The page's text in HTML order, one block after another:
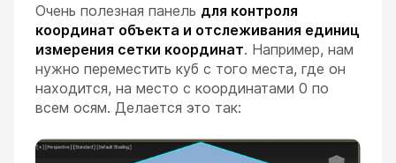
Очень полезная панель для контроля
координат объекта и отслеживания единиц
измерения сетки координат. Например, нам
нужно переместить куб с того места, где он
находится, на место с координатами 0 по
всем осям. Делается это так: